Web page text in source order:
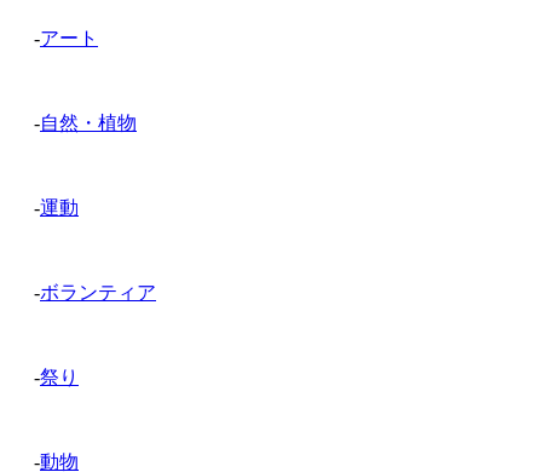
-アート
-自然・植物
-運動
-ボランティア
-祭り
-動物